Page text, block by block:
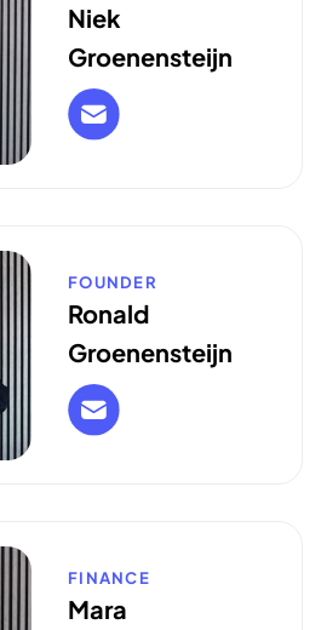
Niek
Groenensteijn
FOUNDER
Ronald
Groenensteijn
FINANCE
Mara